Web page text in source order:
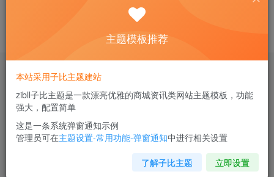
这家伙很懒，什么都没有写...
文章1 收藏0 评论
发布 1
世界，您好！
主题模板推荐
本站采用子比主题建站
zibll子比主题是一款漂亮优雅的商城资讯类网站主题模板，功能
强大，配置简单
这是一条系统弹窗通知示例
管理员可在主题设置-常用功能-弹窗通知中进行相关设置
了解子比主题 立即设置